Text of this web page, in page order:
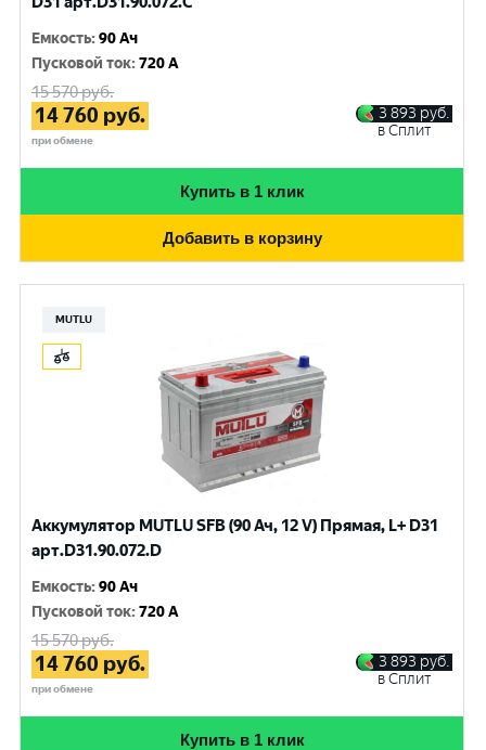
Емкость:90 Ач
Пусковой ток:720 A
15 570руб.
14 760 руб.
при обмене
3 893 руб.
в Сплит
Купить в 1 клик
Добавить в корзину
MUTLU
Аккумулятор MUTLU SFB (90 Ач, 12 V) Прямая, L+ D31
арт.D31.90.072.D
Емкость:90 Ач
Пусковой ток:720 A
15 570руб.
14 760 руб.
при обмене
3 893 руб.
в Сплит
Купить в 1 клик